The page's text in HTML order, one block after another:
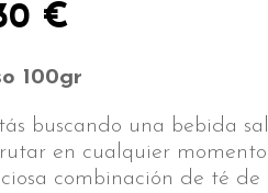
€
100gr
buscando una bebida
en cualquier
combinación de té de